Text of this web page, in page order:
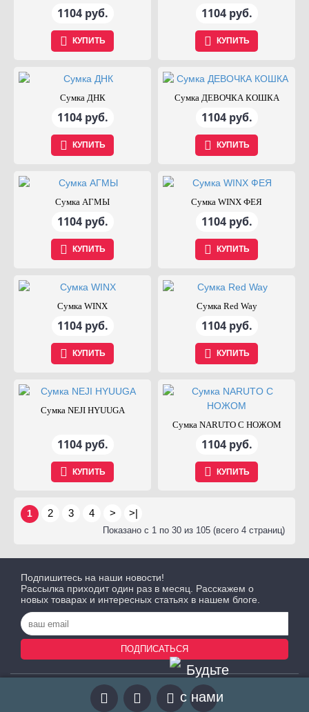
1104 руб.
КУПИТЬ
1104 руб.
КУПИТЬ
Сумка ДНК
1104 руб.
КУПИТЬ
Сумка ДЕВОЧКА КОШКА
1104 руб.
КУПИТЬ
Сумка АГМЫ
1104 руб.
КУПИТЬ
Сумка WINX ФЕЯ
1104 руб.
КУПИТЬ
Сумка WINX
1104 руб.
КУПИТЬ
Сумка Red Way
1104 руб.
КУПИТЬ
Сумка NEJI HYUUGA
1104 руб.
КУПИТЬ
Сумка NARUTO С НОЖОМ
1104 руб.
КУПИТЬ
1 2 3 4 > >|
Показано с 1 по 30 из 105 (всего 4 страниц)
Подпишитесь на наши новости!
Рассылка приходит один раз в месяц. Расскажем о
новых товарах и интересных статьях в нашем блоге.
ПОДПИСАТЬСЯ